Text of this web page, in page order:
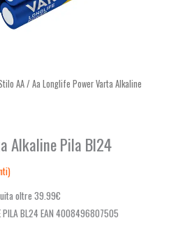
AA/ Aa Longlife Power Varta Alkaline
Alkaline Pila Bl24
oltre 39.99€
PILA BL24 EAN 4008496807505